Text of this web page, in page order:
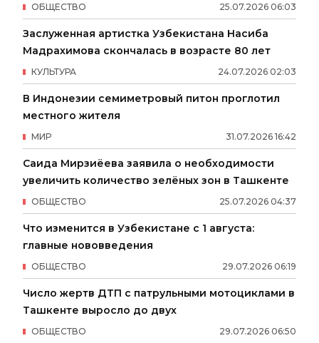
25.07.2026 06:03
ОБЩЕСТВО
Заслуженная артистка Узбекистана Насиба
Мадрахимова скончалась в возрасте 80 лет
24.07.2026 02:03
КУЛЬТУРА
В Индонезии семиметровый питон проглотил
местного жителя
31.07.2026 16:42
МИР
Саида Мирзиёева заявила о необходимости
увеличить количество зелёных зон в Ташкенте
25.07.2026 04:37
ОБЩЕСТВО
Что изменится в Узбекистане с 1 августа:
главные нововведения
29.07.2026 06:19
ОБЩЕСТВО
Число жертв ДТП с патрульными мотоциклами в
Ташкенте выросло до двух
29.07.2026 06:50
ОБЩЕСТВО